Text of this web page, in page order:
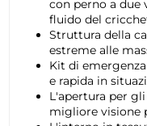
con perno a due
fluido del
Struttura della
estreme alle
Kit di
e rapida in
L'apertura per
migliore visione